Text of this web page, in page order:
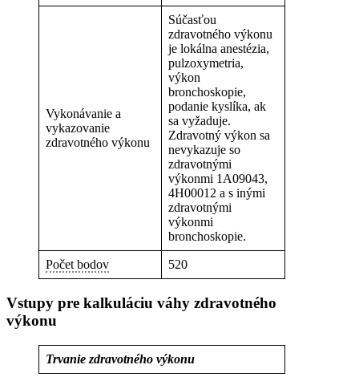
Vykonávanie a
vykazovanie
zdravotného výkonu
Súčasťou
zdravotného výkonu
je lokálna anestézia,
pulzoxymetria,
výkon
bronchoskopie,
podanie kyslíka, ak
sa vyžaduje.
Zdravotný výkon sa
nevykazuje so
zdravotnými
výkonmi 1A09043,
4H00012 a s inými
zdravotnými
výkonmi
bronchoskopie.
Počet bodov 520
Vstupy pre kalkuláciu váhy zdravotného
výkonu
Trvanie zdravotného výkonu